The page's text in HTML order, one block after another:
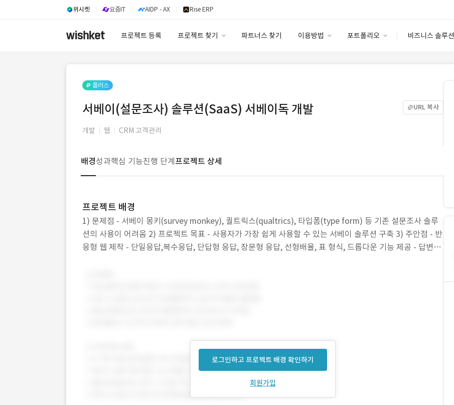
위시켓 요즘IT AIDP - AX Rise ERP
프로젝트 등록 프로젝트 찾기 파트너스 찾기 이용방법 포트폴리오 비즈니스 솔루션
고객센터
안심 코드 케어
스토어
플러스
서베이(설문조사) 솔루션(SaaS) 서베이독 개발 URL 복사
개발 웹 CRM 고객관리
배경성과핵심 기능진행 단계 프로젝트 상세
프로젝트 배경
1) 문제점 - 서베이 몽키(survey monkey), 퀄트릭스(qualtrics), 타입폼(type form) 등 기존 설문조사 솔루
션의 사용이 어려움 2) 프로젝트 목표 - 사용자가 가장 쉽게 사용할 수 있는 서베이 솔루션 구축 3) 주안점 - 반
응형 웹 제작 - 단일응답,복수응답, 단답형 응답, 장문형 응답, 선형배율, 표 형식, 드롭다운 기능 제공 - 답변을
로그인하고 프로젝트 배경 확인하기
회원가입